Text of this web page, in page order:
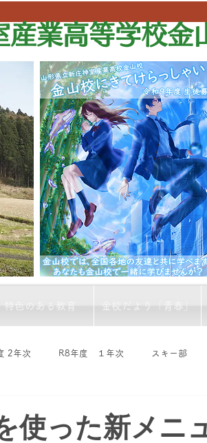
産業高等学校金
特色のある教育 金校だより「青春」
2年次 R8年度 １年次 スキー部
使った新メニ